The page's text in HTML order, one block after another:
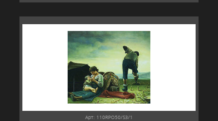
Арт: 110RPO50/S3/1